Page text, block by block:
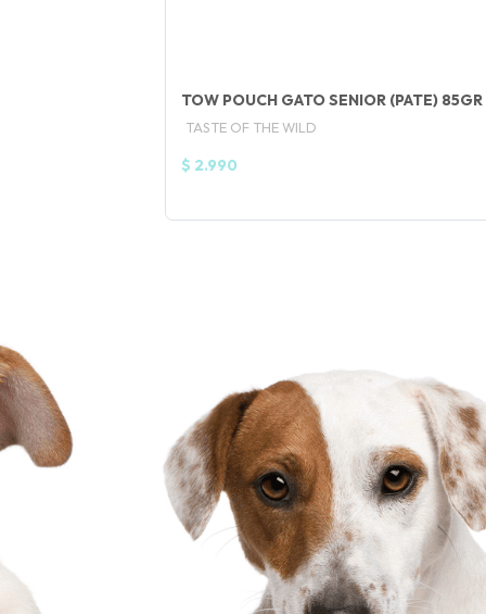
TOW POUCH GATO SENIOR (PATE) 85GR
TASTE OF THE WILD
$ 2.990